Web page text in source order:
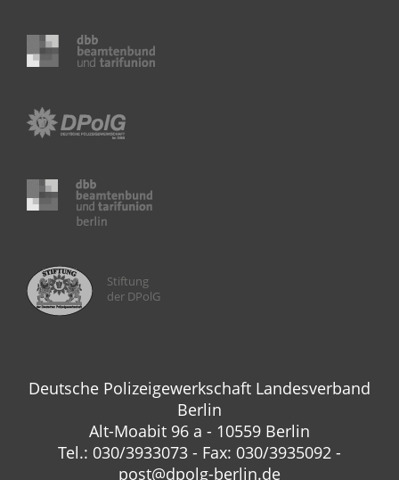
Stiftung
der DPolG
Deutsche Polizeigewerkschaft Landesverband
Berlin
Alt-Moabit 96 a - 10559 Berlin
Tel.: 030/3933073 - Fax: 030/3935092 -
post@dpolg-berlin.de